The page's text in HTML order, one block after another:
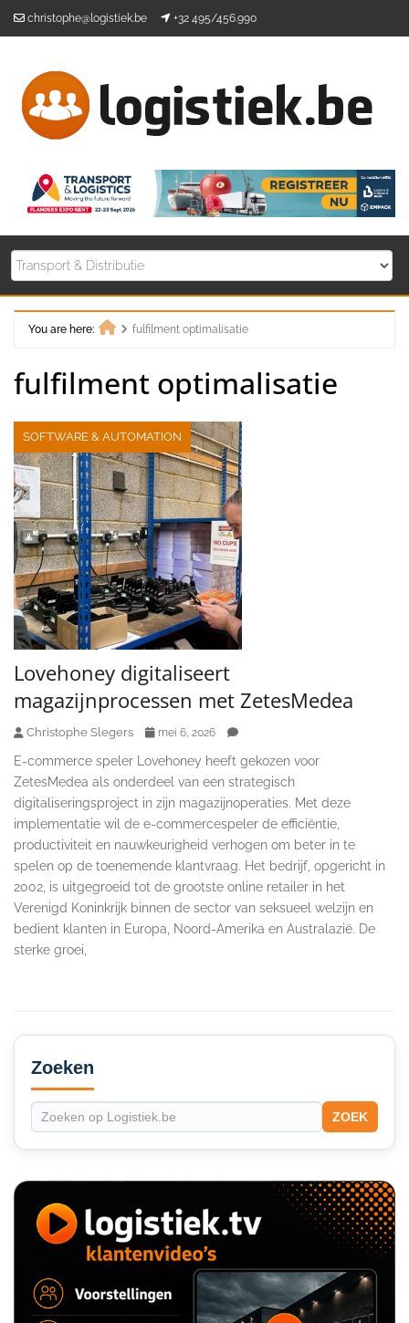
christophe@logistiek.be +32 495/456.990
You are here:
fulfilment optimalisatie
fulfilment optimalisatie
SOFTWARE & AUTOMATION
Lovehoney digitaliseert
magazijnprocessen met ZetesMedea
Christophe Slegers mei 6, 2026
E-commerce speler Lovehoney heeft gekozen voor
ZetesMedea als onderdeel van een strategisch
digitaliseringsproject in zijn magazijnoperaties. Met deze
implementatie wil de e-commercespeler de efficiëntie,
productiviteit en nauwkeurigheid verhogen om beter in te
spelen op de toenemende klantvraag. Het bedrijf, opgericht in
2002, is uitgegroeid tot de grootste online retailer in het
Verenigd Koninkrijk binnen de sector van seksueel welzijn en
bedient klanten in Europa, Noord-Amerika en Australazië. De
sterke groei,
Secondary
Sidebar
Zoeken
ZOEK